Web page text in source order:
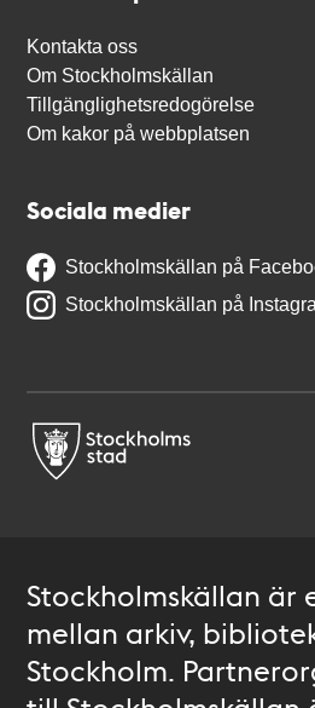
Kontakta oss
Om Stockholmskällan
Tillgänglighetsredogörelse
Om kakor på webbplatsen
Sociala medier
Stockholmskällan på
Stockholmskällan på
Stockholmskällan är
mellan arkiv,
Stockholm.